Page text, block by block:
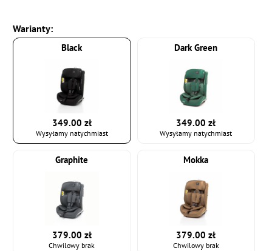
Warianty:
Black
349.00 zł
Wysyłamy natychmiast
Dark Green
349.00 zł
Wysyłamy natychmiast
Graphite
379.00 zł
Chwilowy brak
Mokka
379.00 zł
Chwilowy brak